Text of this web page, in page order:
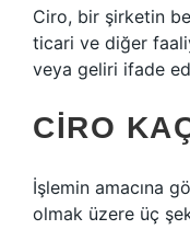
Ciro, bir şirketin
ticari ve diğer
veya geliri ifade
CIRO
İşlemin amacına
olmak üzere üç